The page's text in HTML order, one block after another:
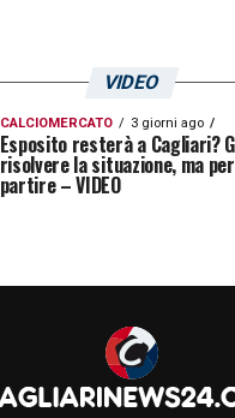
VIDEO
CALCIOMERCATO 3 giorni ago
Esposito resterà a Cagliari?
risolvere la situazione, ma
partire – VIDEO